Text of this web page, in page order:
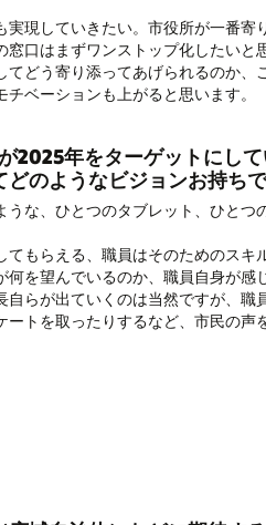
現していきたい。市役所が一番寄
口はまずワンストップ化したいと
どう寄り添ってあげられるのか、
ベーションも上がると思います。
2025年をターゲットにし
のようなビジョンお持ちで
な、ひとつのタブレット、ひとつ
もらえる、職員はそのためのスキ
を望んでいるのか、職員自身が感
らが出ていくのは当然ですが、職
トを取ったりするなど、市民の声